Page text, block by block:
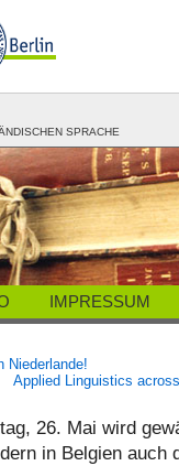
SPRACHE
IMPRESSUM
Niederlande!
Applied Linguistics
26. Mai wird
in Belgien auch